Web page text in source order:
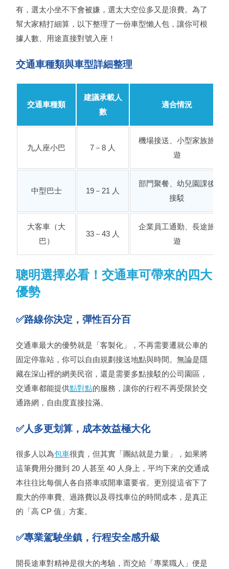
有，選太小坐不下會被嫌，選太大空位多又是浪費。為了
幫大家精打細算，以下整理了一份車型懶人包，讓你可根
據人數、用途直接對號入座！
交通車種類與車型詳細整理
交通車種類
建議承載人
數
適合情況
九人座小巴 7－8 人
機場接送、小型家族旅
遊
中型巴士 19－21 人
部門聚餐、幼兒園課後
接駁
大客車（大
巴）
33－43 人
企業員工通勤、長途旅
遊
聰明選擇必看！交通車可帶來的四大
優勢
✅路線你決定，彈性百分百
交通車最大的優勢就是「客製化」，不再需要遷就公車的
固定停靠站，你可以自由規劃接送地點與時間。無論是隱
藏在深山裡的網美民宿，還是需要多點接駁的公司園區，
交通車都能提供點對點的服務，讓你的行程不再受限於交
通路網，自由度直接拉滿。
✅人多更划算，成本效益極大化
很多人以為包車很貴，但其實「團結就是力量」，如果將
這筆費用分攤到 20 人甚至 40 人身上，平均下來的交通成
本往往比每個人各自搭車或開車還要省。更別提這省下了
龐大的停車費、過路費以及尋找車位的時間成本，是真正
的「高 CP 值」方案。
✅專業駕駛坐鎮，行程安全感升級
開長途車對精神是很大的考驗，而交給「專業職人」便是